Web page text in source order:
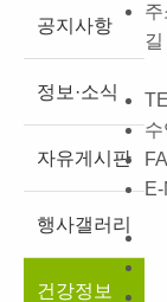
공지사항
정보·소식
자유게시판
행사갤러리
건강정보
주